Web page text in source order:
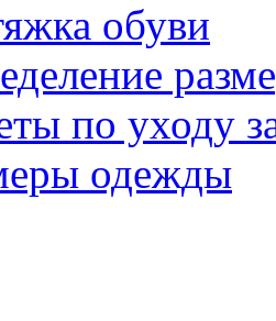
обуви
по уходу
одежды